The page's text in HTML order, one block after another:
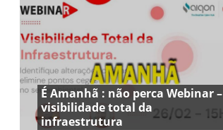
É Amanhã : não perca Webinar –
visibilidade total da
infraestrutura